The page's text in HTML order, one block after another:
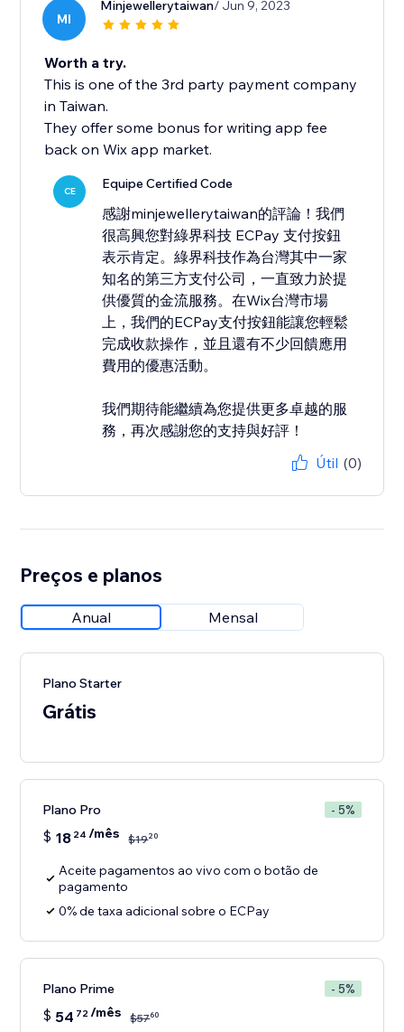
MI
Minjewellerytaiwan/ Jun 9, 2023
Worth a try.
This is one of the 3rd party payment company
in Taiwan.
They offer some bonus for writing app fee
back on Wix app market.
CE Equipe Certified Code
感謝minjewellerytaiwan的評論！我們
很高興您對綠界科技 ECPay 支付按鈕
表示肯定。綠界科技作為台灣其中一家
知名的第三方支付公司，一直致力於提
供優質的金流服務。在Wix台灣市場
上，我們的ECPay支付按鈕能讓您輕鬆
完成收款操作，並且還有不少回饋應用
費用的優惠活動。
我們期待能繼續為您提供更多卓越的服
務，再次感謝您的支持與好評！
Útil (0)
Preços e planos
Anual Mensal
Plano Starter
Grátis
Plano Pro - 5%
$ 18 24 /mês $1920
Aceite pagamentos ao vivo com o botão de
pagamento
0% de taxa adicional sobre o ECPay
Plano Prime - 5%
$ 54 72/mês $5760